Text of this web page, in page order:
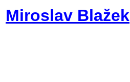
Miroslav Blažek